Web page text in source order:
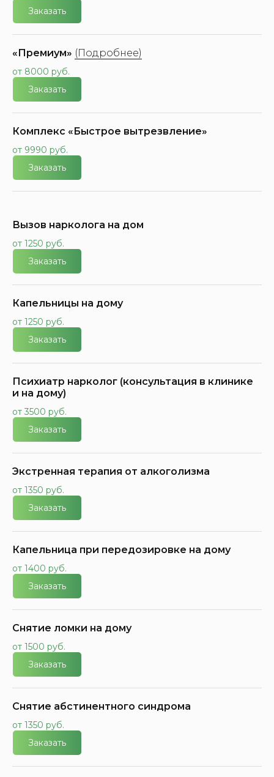
Заказать
«Премиум» (Подробнее)
от 8000 руб.
Заказать
Комплекс «Быстрое вытрезвление»
от 9990 руб.
Заказать
Вызов нарколога на дом
от 1250 руб.
Заказать
Капельницы на дому
от 1250 руб.
Заказать
Психиатр нарколог (консультация в клинике
и на дому)
от 3500 руб.
Заказать
Экстренная терапия от алкоголизма
от 1350 руб.
Заказать
Капельница при передозировке на дому
от 1400 руб.
Заказать
Снятие ломки на дому
от 1500 руб.
Заказать
Снятие абстинентного синдрома
от 1350 руб.
Заказать